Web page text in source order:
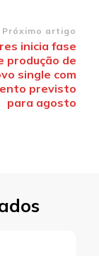
Próximo artigo
inicia fase
produção de
single com
previsto
para agosto